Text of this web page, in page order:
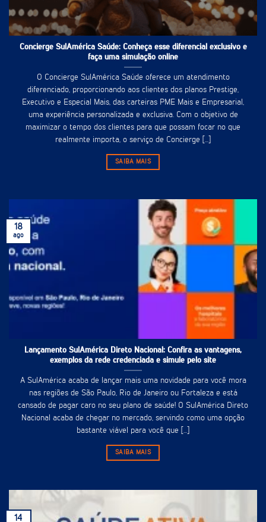
Concierge SulAmérica Saúde: Conheça esse diferencial exclusivo e
faça uma simulação online
O Concierge SulAmérica Saúde oferece um atendimento
diferenciado, proporcionando aos clientes dos planos Prestige,
Executivo e Especial Mais, das carteiras PME Mais e Empresarial,
uma experiência personalizada e exclusiva. Com o objetivo de
maximizar o tempo dos clientes para que possam focar no que
realmente importa, o serviço de Concierge [...]
SAIBA MAIS
Lançamento SulAmérica Direto Nacional: Confira as vantagens,
exemplos da rede credenciada e simule pelo site
A SulAmérica acaba de lançar mais uma novidade para você mora
nas regiões de São Paulo, Rio de Janeiro ou Fortaleza e está
cansado de pagar caro no seu plano de saúde! O SulAmérica Direto
Nacional acaba de chegar no mercado, servindo como uma opção
bastante viável para você que [...]
SAIBA MAIS
18
ago
14